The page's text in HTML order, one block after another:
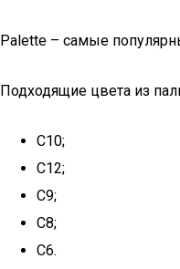
Palette – самые
Подходящие цвета из
C10;
С12;
С9;
С8;
С6.